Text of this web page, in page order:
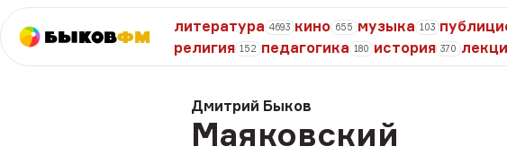
БыковФМ
литература 4693 кино 655 музыка 103
религия 152 педагогика 180 история 370
Дмитрий Быков
Маяковский